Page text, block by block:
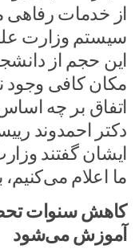
از خدمات رفاهی
سیستم وزارت
این حجم از
مکان کافی وجود
اتفاق بر چه
دکتر احمدوند
ایشان گفتند
ما اعلام
کاهش سنوات
آموزش می‌شود